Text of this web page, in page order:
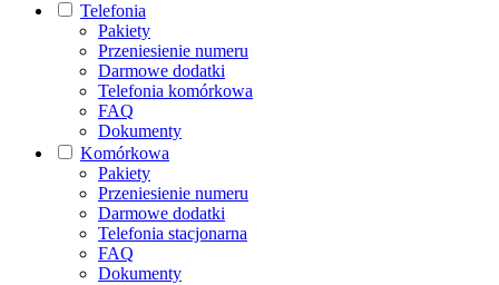
Telefonia
Pakiety
Przeniesienie numeru
Darmowe dodatki
Telefonia komórkowa
FAQ
Dokumenty
Komórkowa
Pakiety
Przeniesienie numeru
Darmowe dodatki
Telefonia stacjonarna
FAQ
Dokumenty